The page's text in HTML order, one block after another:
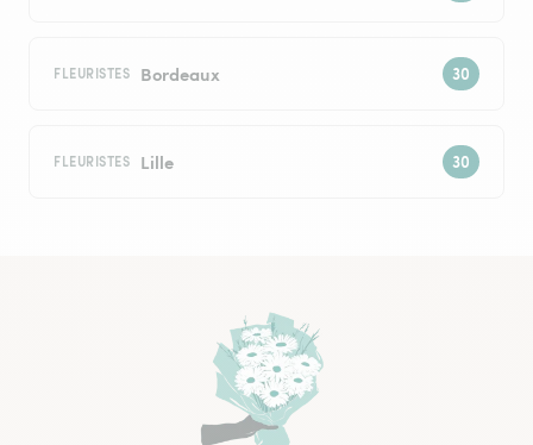
FLEURISTES Bordeaux
FLEURISTES Lille